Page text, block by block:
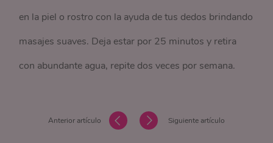
en la piel o rostro con la ayuda de tus dedos brindando
masajes suaves. Deja estar por 25 minutos y retira
con abundante agua, repite dos veces por semana.
Anterior artículo Siguiente artículo